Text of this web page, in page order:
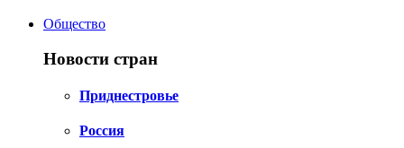
Общество
Новости стран
Приднестровье
Россия